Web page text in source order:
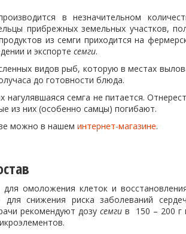
в незначительном
прибрежных земельных участков,
из семги приходится на
и экспорте семги.
видов рыб, которую в местах
до готовности блюда.
нагулявшаяся семга не питается.
из них (особенно самцы) погибают.
можно в нашем интернет-магазине.
омоложения клеток и
снижения риска заболеваний
рекомендуют дозу семги в 150 – 200 г